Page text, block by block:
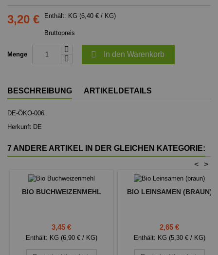
3,20 € Enthält: KG (6,40 € / KG)
Bruttopreis
Menge  In den Warenkorb
BESCHREIBUNG ARTIKELDETAILS
DE-ÖKO-006
Herkunft DE
7 ANDERE ARTIKEL IN DER GLEICHEN KATEGORIE:
>
<
BIO BUCHWEIZENMEHL
Preis
3,45 €
Enthält: KG (6,90 € / KG)
BIO LEINSAMEN (BRAUN)
Preis
2,65 €
Enthält: KG (5,30 € / KG)